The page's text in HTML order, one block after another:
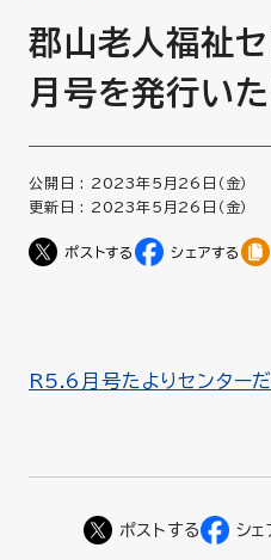
郡山老人福祉
月号を発行いた
公開日 : 2023年5月26日（金）
更新日 : 2023年5月26日（金）
R5.6月号たよりセンター